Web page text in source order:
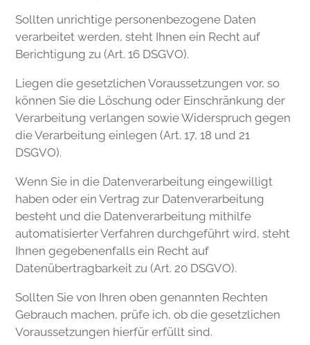
Sollten unrichtige personenbezogene Daten
verarbeitet werden, steht Ihnen ein Recht auf
Berichtigung zu (Art. 16 DSGVO).
Liegen die gesetzlichen Voraussetzungen vor, so
können Sie die Löschung oder Einschränkung der
Verarbeitung verlangen sowie Widerspruch gegen
die Verarbeitung einlegen (Art. 17, 18 und 21
DSGVO).
Wenn Sie in die Datenverarbeitung eingewilligt
haben oder ein Vertrag zur Datenverarbeitung
besteht und die Datenverarbeitung mithilfe
automatisierter Verfahren durchgeführt wird, steht
Ihnen gegebenenfalls ein Recht auf
Datenübertragbarkeit zu (Art. 20 DSGVO).
Sollten Sie von Ihren oben genannten Rechten
Gebrauch machen, prüfe ich, ob die gesetzlichen
Voraussetzungen hierfür erfüllt sind.